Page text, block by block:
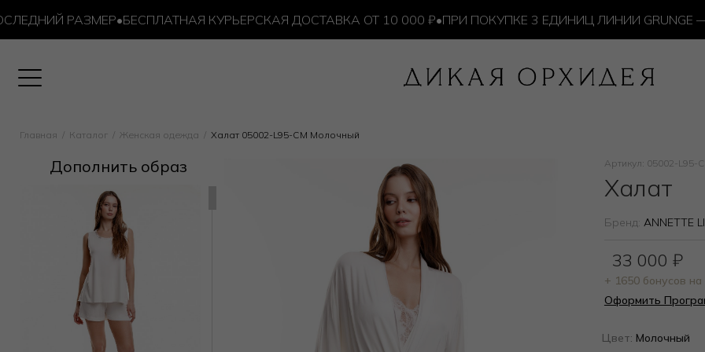
РАЗМЕР•БЕСПЛАТНАЯ КУРЬЕРСКАЯ ДОСТАВКА ОТ 10 000 ₽•ПРИ ПОКУПКЕ 3 ЕДИНИЦ ЛИНИИ GRUNGE —
Главная Каталог Женская одежда Халат 05002-L95-CM Молочный
Дополнить образ Артикул: 05002-L95-
Халат
Бренд: ANNETTE
33 000 ₽
+ 1650 бонусов
Оформить
Цвет: Молочный